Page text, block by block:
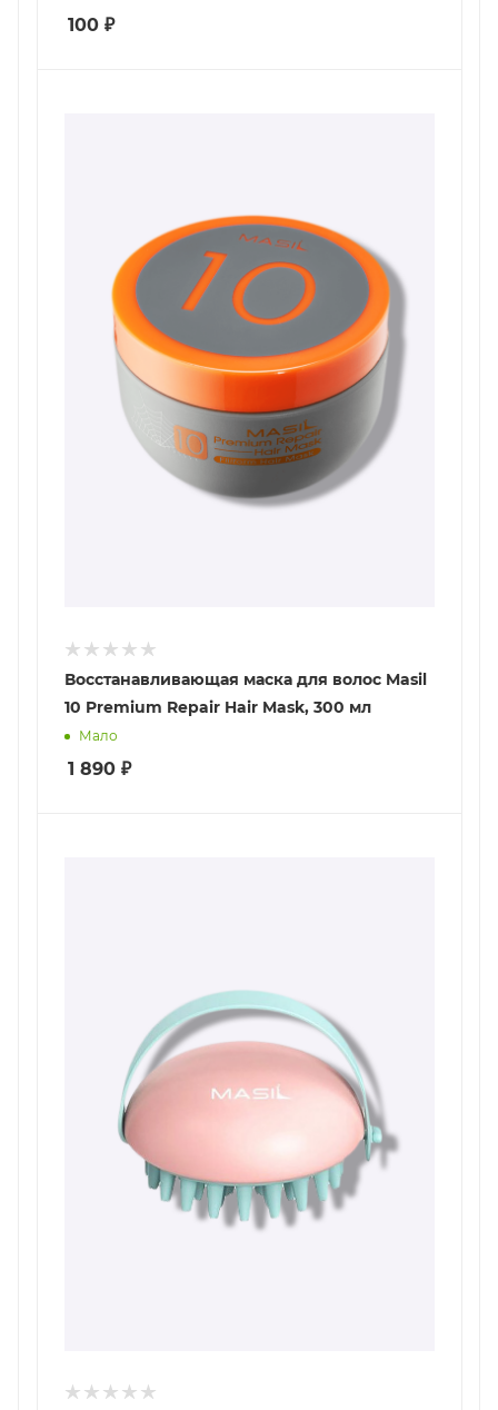
100 ₽
Восстанавливающая маска для волос Masil
10 Premium Repair Hair Mask, 300 мл
Мало
1 890 ₽